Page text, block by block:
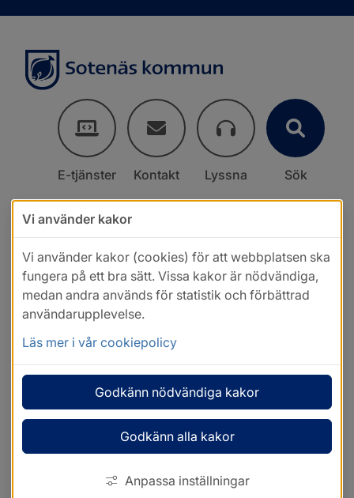
E-tjänster Kontakt Lyssna Sök
Vi använder kakor
Vi använder kakor (cookies) för att webbplatsen ska
fungera på ett bra sätt. Vissa kakor är nödvändiga,
medan andra används för statistik och förbättrad
användarupplevelse.
Läs mer i vår cookiepolicy
Godkänn nödvändiga kakor
Godkänn alla kakor
Anpassa inställningar